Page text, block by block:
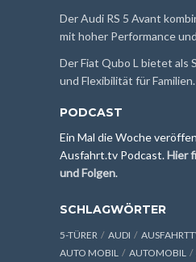
Der Audi RS 5 Avant
mit hoher Performance
Der Fiat Qubo L bietet als
und Flexibilität für Familien.
PODCAST
Ein Mal die Woche
Ausfahrt.tv Podcast.Hier
und Folgen.
SCHLAGWÖRTER
5-TÜRER AUDI
AUTO MOBIL
AUTOMOBIL